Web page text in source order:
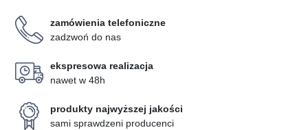
zamówienia telefoniczne
zadzwoń do nas
ekspresowa realizacja
nawet w 48h
produkty najwyższej jakości
sami sprawdzeni producenci